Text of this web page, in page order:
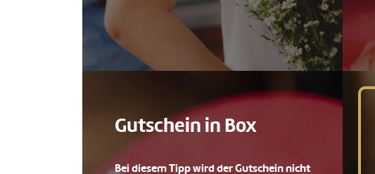
Gutschein in Box
Bei diesem Tipp wird der Gutschein nicht